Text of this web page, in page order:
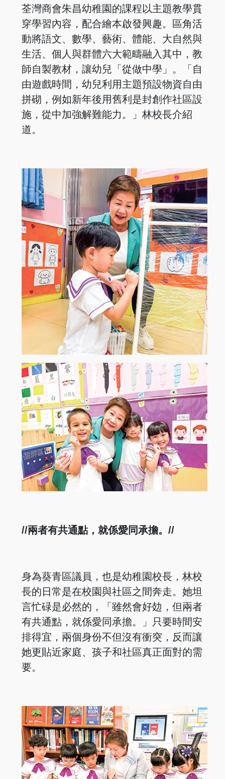
荃灣商會朱昌幼稚園的課程以主題教學貫
穿學習內容，配合繪本啟發興趣。區角活
動將語文、數學、藝術、體能、大自然與
生活、個人與群體六大範疇融入其中，教
師自製教材，讓幼兒「從做中學」。「自
由遊戲時間，幼兒利用主題預設物資自由
拼砌，例如新年後用舊利是封創作社區設
施，從中加強解難能力。」林校長介紹
道。
//兩者有共通點，就係愛同承擔。//
身為葵青區議員，也是幼稚園校長，林校
長的日常是在校園與社區之間奔走。她坦
言忙碌是必然的，「雖然會好攰，但兩者
有共通點，就係愛同承擔。」只要時間安
排得宜，兩個身份不但沒有衝突，反而讓
她更貼近家庭、孩子和社區真正面對的需
要。